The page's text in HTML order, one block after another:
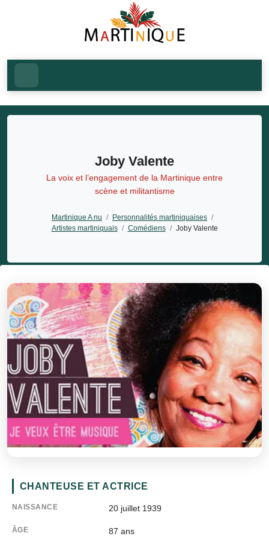
Joby Valente
La voix et l’engagement de la Martinique entre
scène et militantisme
Martinique A nu / Personnalités martiniquaises /
Artistes martiniquais / Comédiens / Joby Valente
CHANTEUSE ET ACTRICE
NAISSANCE 20 juillet 1939
ÂGE 87 ans